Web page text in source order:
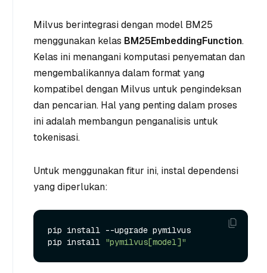
Milvus berintegrasi dengan model BM25
menggunakan kelas BM25EmbeddingFunction.
Kelas ini menangani komputasi penyematan dan
mengembalikannya dalam format yang
kompatibel dengan Milvus untuk pengindeksan
dan pencarian. Hal yang penting dalam proses
ini adalah membangun penganalisis untuk
tokenisasi.
Untuk menggunakan fitur ini, instal dependensi
yang diperlukan:
pip install --upgrade pymilvus
pip install "pymilvus[model]"